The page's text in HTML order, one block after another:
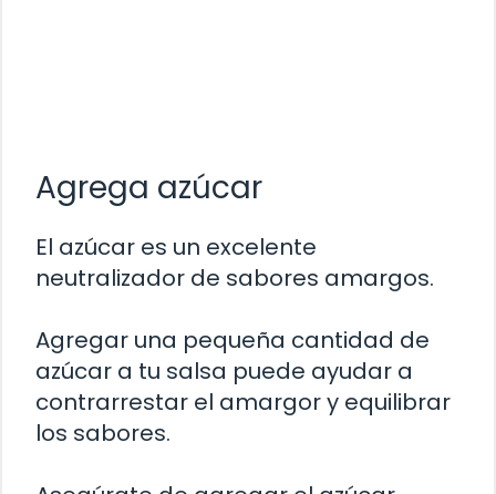
Agrega azúcar
El azúcar es un excelente
neutralizador de sabores amargos.
Agregar una pequeña cantidad de
azúcar a tu salsa puede ayudar a
contrarrestar el amargor y equilibrar
los sabores.